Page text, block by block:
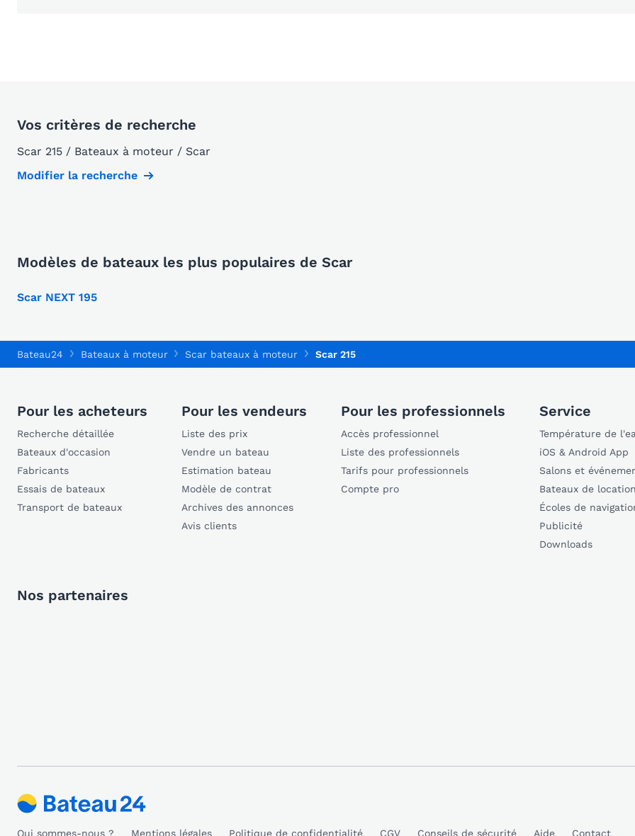
Vos critères de recherche
Scar 215 / Bateaux à moteur / Scar
Modifier la recherche
Modèles de bateaux les plus populaires de Scar
Scar NEXT 195
Bateau24 Bateaux à moteur Scar bateaux à moteur Scar 215
Pour les acheteurs
Recherche détaillée
Bateaux d'occasion
Fabricants
Essais de bateaux
Transport de bateaux
Pour les vendeurs
Liste des prix
Vendre un bateau
Estimation bateau
Modèle de contrat
Archives des annonces
Avis clients
Pour les professionnels
Accès professionnel
Liste des professionnels
Tarifs pour professionnels
Compte pro
Service
Température de
iOS & Android App
Salons et
Bateaux de location
Écoles de
Publicité
Downloads
Nos partenaires
Qui sommes-nous ? Mentions légales Politique de confidentialité CGV Conseils de sécurité Aide Contact